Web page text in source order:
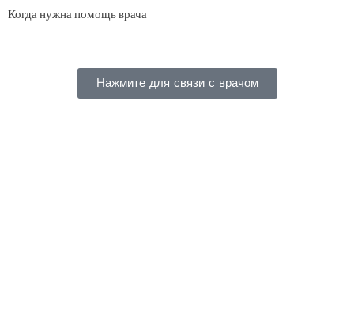
Когда нужна помощь врача
Нажмите для связи с врачом